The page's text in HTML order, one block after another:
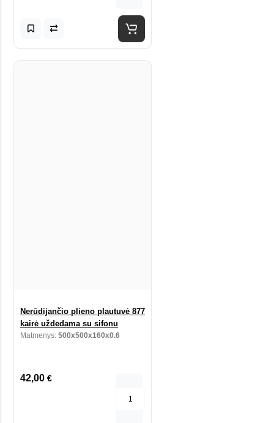
Nerūdijančio plieno plautuvė 877
kairė uždedama su sifonu
Matmenys: 500x500x160x0.6
42,00 €